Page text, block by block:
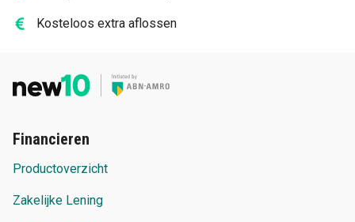
Kosteloos extra aflossen
Financieren
Productoverzicht
Zakelijke Lening